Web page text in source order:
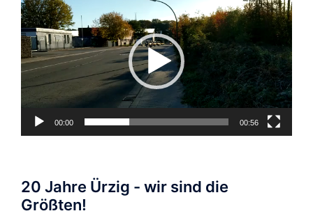
Player
00:00 00:56
20 Jahre Ürzig - wir sind die
Größten!